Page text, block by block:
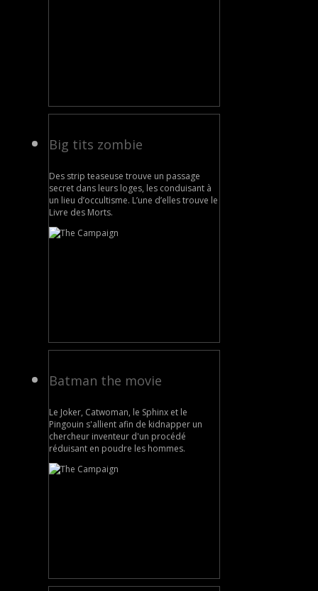
Big tits zombie
Des strip teaseuse trouve un passage
secret dans leurs loges, les conduisant à
un lieu d’occultisme. L’une d’elles trouve le
Livre des Morts.
Batman the movie
Le Joker, Catwoman, le Sphinx et le
Pingouin s'allient afin de kidnapper un
chercheur inventeur d'un procédé
réduisant en poudre les hommes.